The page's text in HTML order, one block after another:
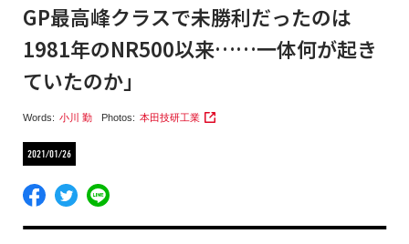
GP最高峰クラスで未勝利だったのは
1981年のNR500以来……一体何が起き
ていたのか」
Words: 小川 勤 Photos: 本田技研工業
2021/01/26